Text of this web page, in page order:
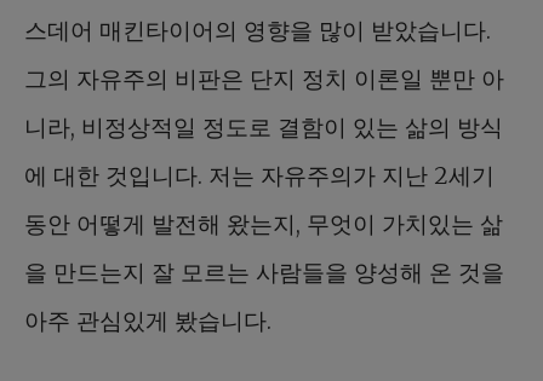
스데어 매킨타이어의 영향을 많이 받았습니다.
그의 자유주의 비판은 단지 정치 이론일 뿐만 아
니라, 비정상적일 정도로 결함이 있는 삶의 방식
에 대한 것입니다. 저는 자유주의가 지난 2세기
동안 어떻게 발전해 왔는지, 무엇이 가치있는 삶
을 만드는지 잘 모르는 사람들을 양성해 온 것을
아주 관심있게 봤습니다.